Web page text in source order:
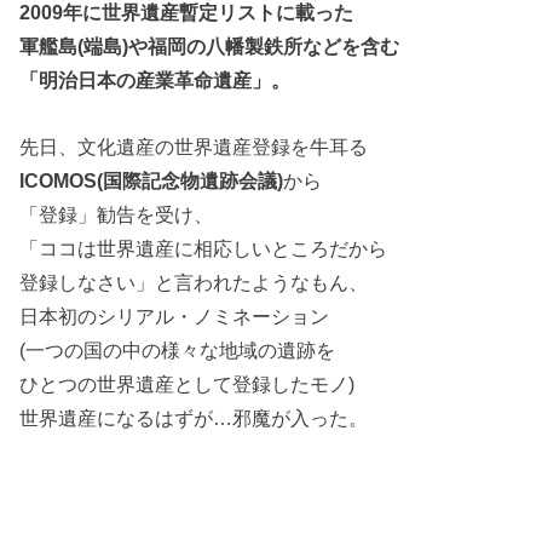
2009年に世界遺産暫定リストに載った
軍艦島(端島)や福岡の八幡製鉄所などを含む
「明治日本の産業革命遺産」。
先日、文化遺産の世界遺産登録を牛耳る
ICOMOS(国際記念物遺跡会議)から
「登録」勧告を受け、
「ココは世界遺産に相応しいところだから
登録しなさい」と言われたようなもん、
日本初のシリアル・ノミネーション
(一つの国の中の様々な地域の遺跡を
ひとつの世界遺産として登録したモノ)
世界遺産になるはずが…邪魔が入った。